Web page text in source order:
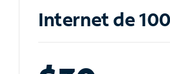
Internet de